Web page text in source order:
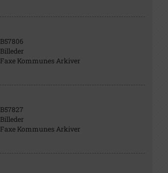
B57806
Billeder
Faxe Kommunes Arkiver
B57827
Billeder
Faxe Kommunes Arkiver